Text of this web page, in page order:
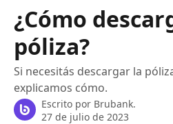
Ir al contenido principal
¿Cómo
póliza?
Si necesitás descargar la
explicamos cómo.
Escrito por Brubank.
27 de julio de 2023